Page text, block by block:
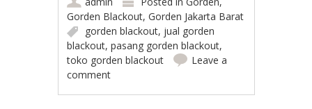
Gorden Blackout,Gorden Jakarta Barat
gorden blackout, jual gorden
blackout,pasang gorden blackout,
toko gorden blackout
Leave a
comment